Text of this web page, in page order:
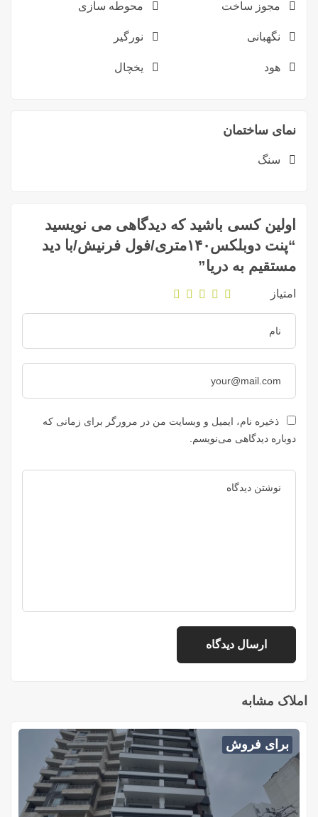
مجوز ساخت محوطه سازی
نگهبانی نورگیر
هود یخچال
نمای ساختمان
سنگ
اولین کسی باشید که دیدگاهی می نویسید
“پنت دوبلکس۱۴۰متری/فول فرنیش/با دید
مستقیم به دریا”
امتیاز
ذخیره نام، ایمیل و وبسایت من در مرورگر برای زمانی که
دوباره دیدگاهی می‌نویسم.
املاک مشابه
برای فروش